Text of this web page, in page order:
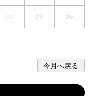
27 28 29
今月へ戻る